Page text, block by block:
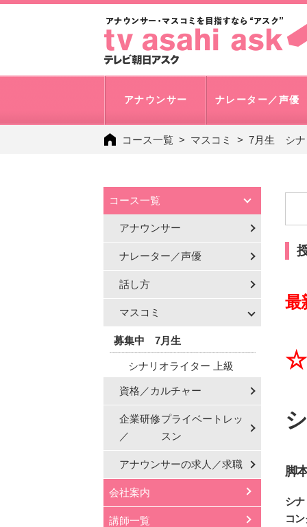
アナウンサー ナレーター／声優
コース一覧 マスコミ 7月生 シナ
コース一覧
アナウンサー
ナレーター／声優
話し方
マスコミ
募集中 7月生
シナリオライター 上級
資格／カルチャー
企業研修
／
プライベートレッ
スン
アナウンサーの求人／求職
会社案内
講師一覧
最
脚
シ
コ